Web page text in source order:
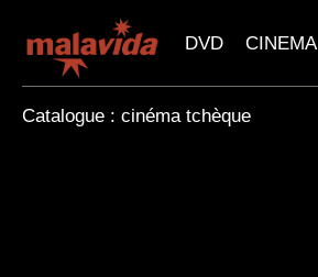
DVD CINEMA
Catalogue : cinéma tchèque